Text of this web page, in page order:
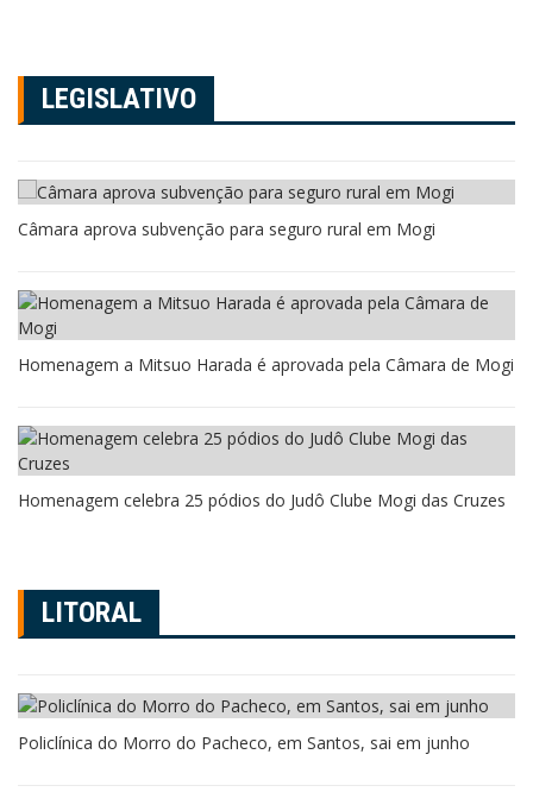
LEGISLATIVO
Câmara aprova subvenção para seguro rural em Mogi
Homenagem a Mitsuo Harada é aprovada pela Câmara de Mogi
Homenagem celebra 25 pódios do Judô Clube Mogi das Cruzes
LITORAL
Policlínica do Morro do Pacheco, em Santos, sai em junho